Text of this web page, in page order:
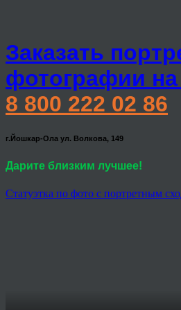
Заказать
фотографии
8 800 222 02 86
г.Йошкар-Ола ул. Волкова, 149
Дарите близким лучшее!
Статуэтка по фото с портретным